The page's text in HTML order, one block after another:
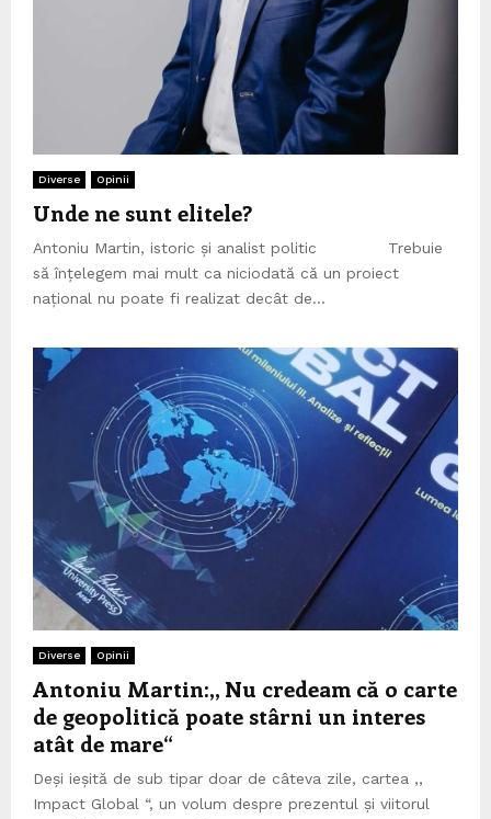
Diverse Opinii
Unde ne sunt elitele?
Antoniu Martin, istoric și analist politic Trebuie
să înțelegem mai mult ca niciodată că un proiect
național nu poate fi realizat decât de...
Diverse Opinii
Antoniu Martin:,, Nu credeam că o carte
de geopolitică poate stârni un interes
atât de mare“
Deși ieșită de sub tipar doar de câteva zile, cartea ,,
Impact Global “, un volum despre prezentul și viitorul